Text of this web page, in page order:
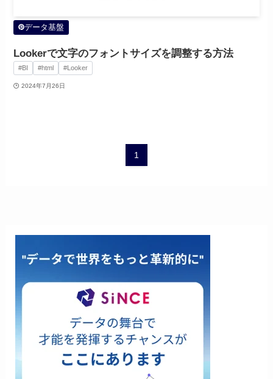
データ基盤
Lookerで文字のフォントサイズを調整する方法
#BI #html #Looker
2024年7月26日
1